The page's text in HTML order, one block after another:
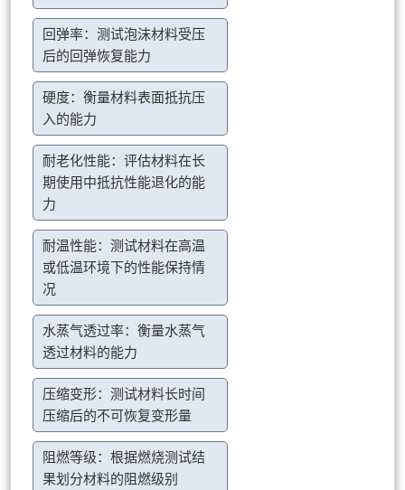
回弹率：测试泡沫材料受压
后的回弹恢复能力
硬度：衡量材料表面抵抗压
入的能力
耐老化性能：评估材料在长
期使用中抵抗性能退化的能
力
耐温性能：测试材料在高温
或低温环境下的性能保持情
况
水蒸气透过率：衡量水蒸气
透过材料的能力
压缩变形：测试材料长时间
压缩后的不可恢复变形量
阻燃等级：根据燃烧测试结
果划分材料的阻燃级别